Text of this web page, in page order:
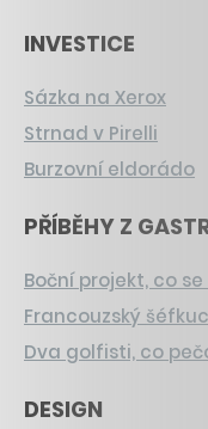
INVESTICE
Sázka na Xerox
Strnad v Pirelli
Burzovní eldorádo
PŘÍBĚHY Z
Boční projekt, co
Francouzský
Dva golfisti, co
DESIGN